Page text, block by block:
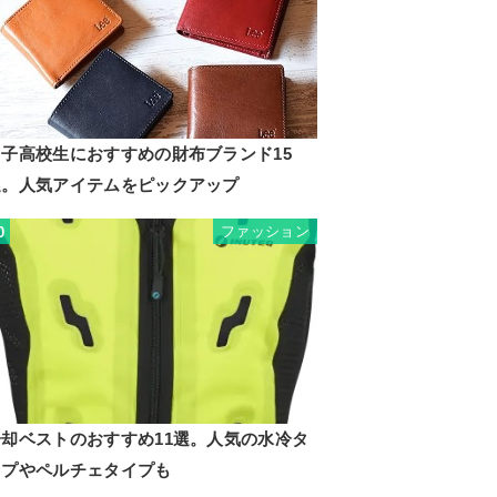
高校生におすすめの財布ブランド15
人気アイテムをピックアップ
ファッション
ベストのおすすめ11選。人気の水冷タ
やペルチェタイプも